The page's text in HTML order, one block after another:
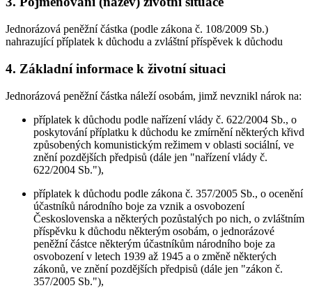
Jednorázová peněžní částka (podle zákona č. 108/2009 Sb.)
nahrazující příplatek k důchodu a zvláštní příspěvek k důchodu
4. Základní informace k životní situaci
Jednorázová peněžní částka náleží osobám, jimž nevznikl nárok na:
příplatek k důchodu podle nařízení vlády č. 622/2004 Sb., o
poskytování příplatku k důchodu ke zmírnění některých křivd
způsobených komunistickým režimem v oblasti sociální, ve
znění pozdějších předpisů (dále jen "nařízení vlády č.
622/2004 Sb."),
příplatek k důchodu podle zákona č. 357/2005 Sb., o ocenění
účastníků národního boje za vznik a osvobození
Československa a některých pozůstalých po nich, o zvláštním
příspěvku k důchodu některým osobám, o jednorázové
peněžní částce některým účastníkům národního boje za
osvobození v letech 1939 až 1945 a o změně některých
zákonů, ve znění pozdějších předpisů (dále jen "zákon č.
357/2005 Sb."),